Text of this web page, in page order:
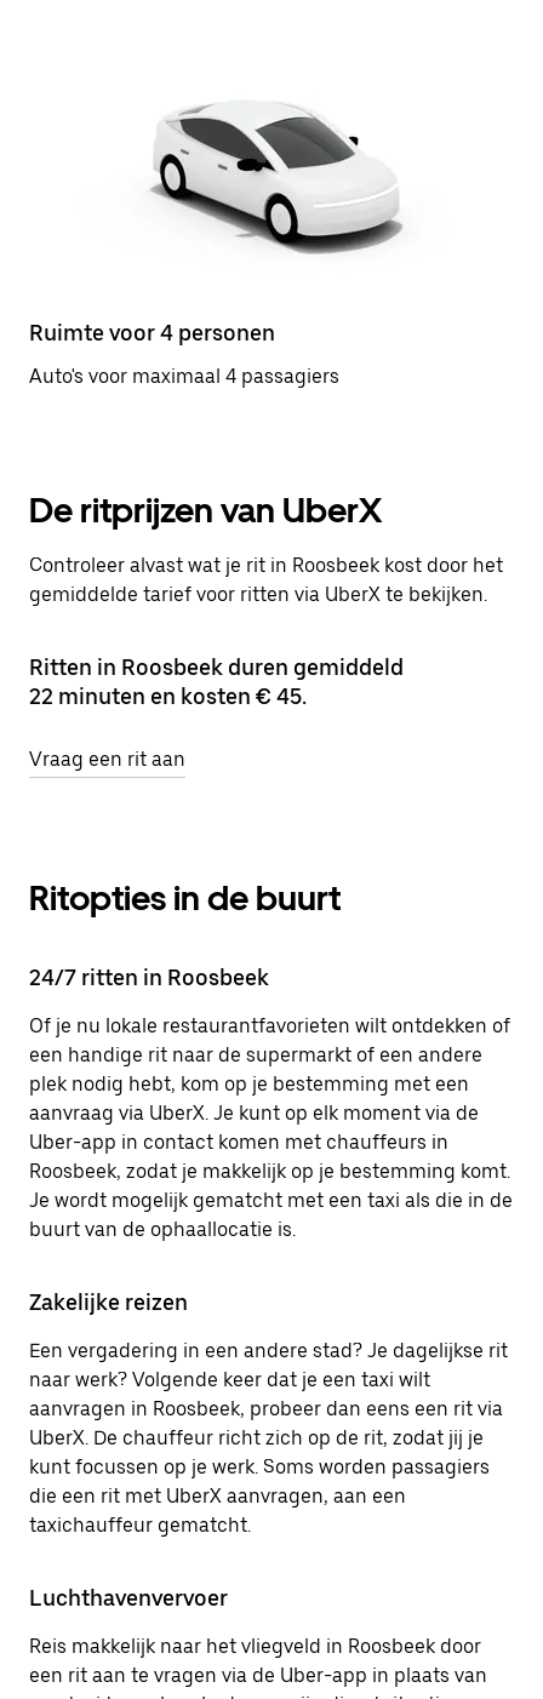
Ruimte voor 4 personen
Auto's voor maximaal 4 passagiers
De ritprijzen van UberX
Controleer alvast wat je rit in Roosbeek kost door het
gemiddelde tarief voor ritten via UberX te bekijken.
Ritten in Roosbeek duren gemiddeld
22 minuten en kosten € 45.
Vraag een rit aan
Ritopties in de buurt
24/7 ritten in Roosbeek
Of je nu lokale restaurantfavorieten wilt ontdekken of
een handige rit naar de supermarkt of een andere
plek nodig hebt, kom op je bestemming met een
aanvraag via UberX. Je kunt op elk moment via de
Uber-app in contact komen met chauffeurs in
Roosbeek, zodat je makkelijk op je bestemming komt.
Je wordt mogelijk gematcht met een taxi als die in de
buurt van de ophaallocatie is.
Zakelijke reizen
Een vergadering in een andere stad? Je dagelijkse rit
naar werk? Volgende keer dat je een taxi wilt
aanvragen in Roosbeek, probeer dan eens een rit via
UberX. De chauffeur richt zich op de rit, zodat jij je
kunt focussen op je werk. Soms worden passagiers
die een rit met UberX aanvragen, aan een
taxichauffeur gematcht.
Luchthavenvervoer
Reis makkelijk naar het vliegveld in Roosbeek door
een rit aan te vragen via de Uber-app in plaats van